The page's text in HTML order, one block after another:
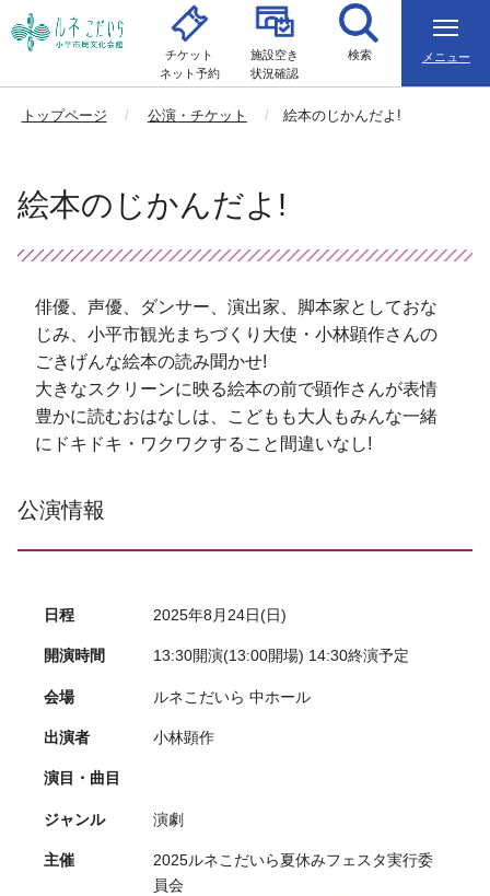
メニュー
チケット
ネット予約
施設空き
状況確認
検索
トップページ 公演・チケット 絵本のじかんだよ!
絵本のじかんだよ!
俳優、声優、ダンサー、演出家、脚本家としておな
じみ、小平市観光まちづくり大使・小林顕作さんの
ごきげんな絵本の読み聞かせ!
大きなスクリーンに映る絵本の前で顕作さんが表情
豊かに読むおはなしは、こどもも大人もみんな一緒
にドキドキ・ワクワクすること間違いなし!
公演情報
日程 2025年8月24日(日)
開演時間 13:30開演(13:00開場) 14:30終演予定
会場 ルネこだいら 中ホール
出演者 小林顕作
演目・曲目
ジャンル 演劇
主催
2025ルネこだいら夏休みフェスタ実行委
員会